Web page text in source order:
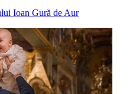
Ioan Gură de Aur